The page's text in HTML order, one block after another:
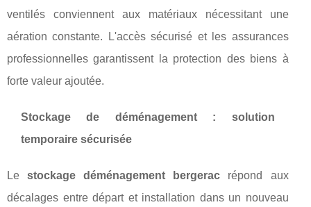
ventilés conviennent aux matériaux nécessitant une
aération constante. L'accès sécurisé et les assurances
professionnelles garantissent la protection des biens à
forte valeur ajoutée.
Stockage de déménagement : solution
temporaire sécurisée
Lestockage déménagement bergerac répond aux
décalages entre départ et installation dans un nouveau